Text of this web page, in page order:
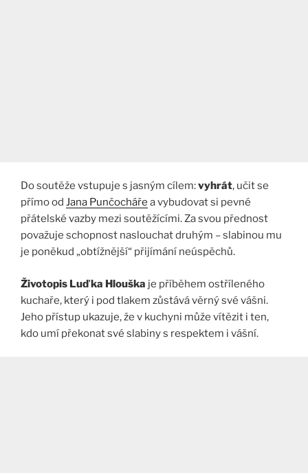
Do soutěže vstupuje s jasným cílem:vyhrát, učit se
přímo od Jana Punčocháře a vybudovat si pevné
přátelské vazby mezi soutěžícími. Za svou přednost
považuje schopnost naslouchat druhým – slabinou mu
je poněkud „obtížnější“ přijímání neúspěchů.
Životopis Luďka Hlouška je příběhem ostříleného
kuchaře, který i pod tlakem zůstává věrný své vášni.
Jeho přístup ukazuje, že v kuchyni může vítězit i ten,
kdo umí překonat své slabiny s respektem i vášní.